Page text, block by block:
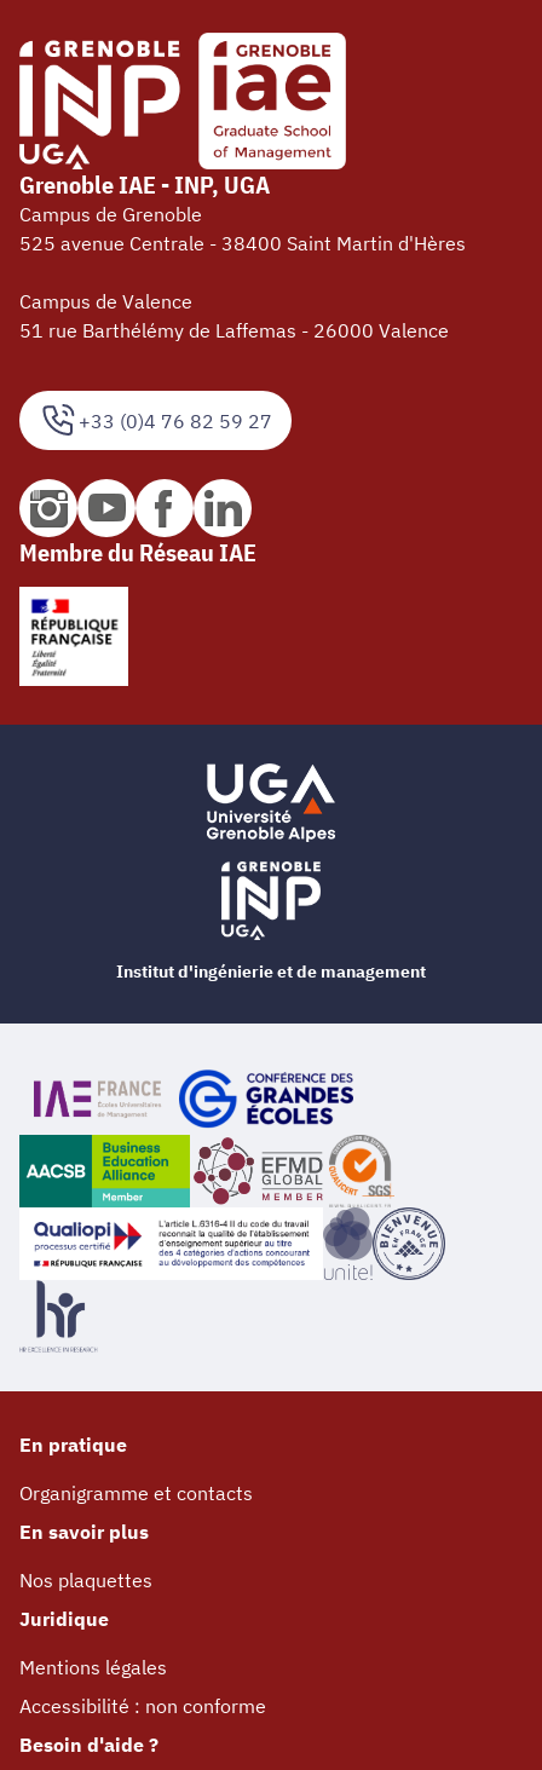
+33 (0)4 76 82 59 27
Grenoble IAE - INP, UGA
Campus de Grenoble
525 avenue Centrale - 38400 Saint Martin d'Hères
Campus de Valence
51 rue Barthélémy de Laffemas - 26000 Valence
Membre du Réseau IAE
En pratique
Organigramme et contacts
En savoir plus
Nos plaquettes
Juridique
Mentions légales
Accessibilité : non conforme
Besoin d'aide ?
Institut d'ingénierie et de management